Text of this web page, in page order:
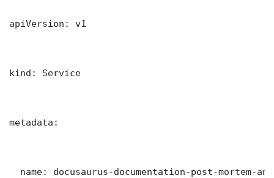
apiVersion: v1
kind: Service
metadata:
  name: docusaurus-documentation-post-mortem-ana